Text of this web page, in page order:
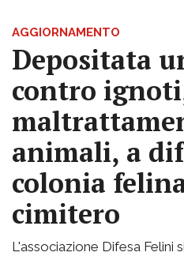
AGGIORNAMENTO
Depositata
contro
animali, a
colonia
cimitero
L'associazione Difesa Felini